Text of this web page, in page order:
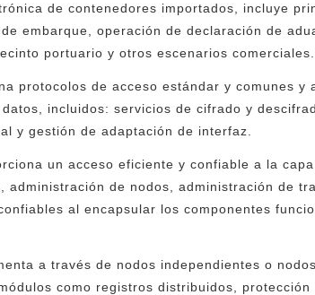
de contenedores importados, incluye
embarque, operación de declaración de
portuario y otros escenarios comerciales.
protocolos de acceso estándar y comunes y
incluidos: servicios de cifrado y
y gestión de adaptación de interfaz.
un acceso eficiente y confiable a la
administración de nodos, administración de
al encapsular los componentes
a través de nodos independientes o
como registros distribuidos,